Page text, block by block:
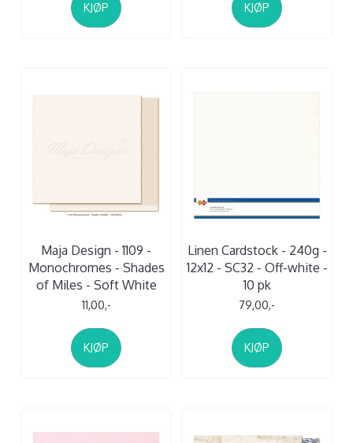
KJØP KJØP
Maja Design - 1109 -
Monochromes - Shades
of Miles - Soft White
11,00,-
KJØP
Linen Cardstock - 240g -
12x12 - SC32 - Off-white -
10 pk
79,00,-
KJØP